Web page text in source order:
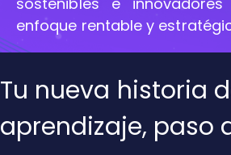
enfoque rentable y
Tu nueva historia
aprendizaje, paso